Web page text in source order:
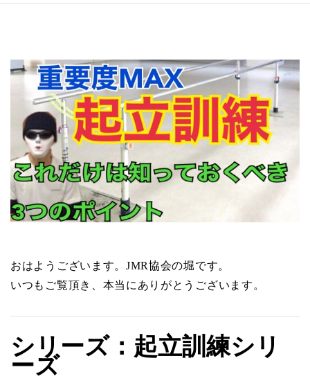
おはようございます。JMR協会の堀です。
いつもご覧頂き、本当にありがとうございます。
シリーズ：起立訓練シリ
ーズ